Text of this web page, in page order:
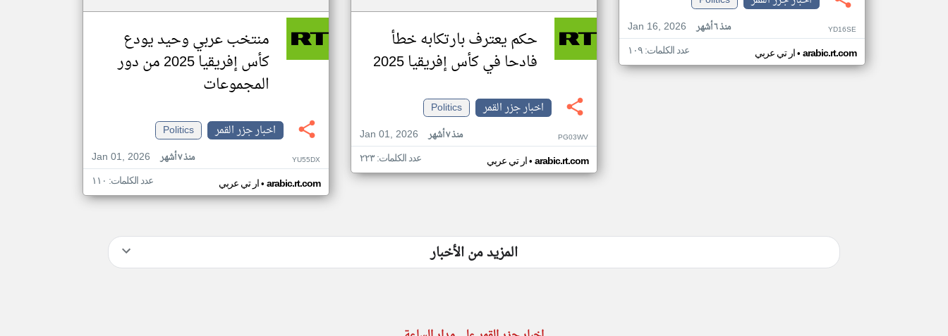
Jan 16, 2026
منذ ٦ أشهر YD16SE
ار تي عربي• arabic.rt.com عدد الكلمات: ١٠٩
حكم يعترف بارتكابه خطأ
فادحا في كأس إفريقيا 2025
اخبار جزر القمر
Politics
Jan 01, 2026
منذ ٧ أشهر PG03WV
ار تي عربي• arabic.rt.com عدد الكلمات: ٢٢٣
منتخب عربي وحيد يودع
كأس إفريقيا 2025 من دور
المجموعات
اخبار جزر القمر
Politics
Jan 01, 2026
منذ ٧ أشهر YU55DX
ار تي عربي• arabic.rt.com عدد الكلمات: ١١٠
المزيد من الأخبار